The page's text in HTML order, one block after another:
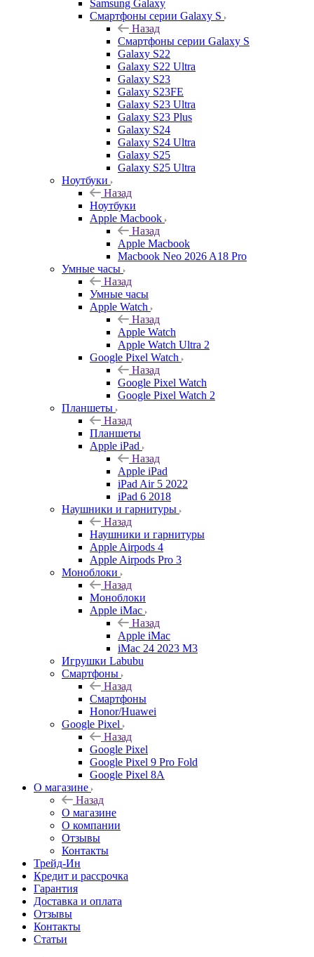
Samsung Galaxy
Смартфоны серии Galaxy S
Назад
Смартфоны серии Galaxy S
Galaxy S22
Galaxy S22 Ultra
Galaxy S23
Galaxy S23FE
Galaxy S23 Ultra
Galaxy S23 Plus
Galaxy S24
Galaxy S24 Ultra
Galaxy S25
Galaxy S25 Ultra
Ноутбуки
Назад
Ноутбуки
Apple Macbook
Назад
Apple Macbook
Macbook Neo 2026 A18 Pro
Умные часы
Назад
Умные часы
Apple Watch
Назад
Apple Watch
Apple Watch Ultra 2
Google Pixel Watch
Назад
Google Pixel Watch
Google Pixel Watch 2
Планшеты
Назад
Планшеты
Apple iPad
Назад
Apple iPad
iPad Air 5 2022
iPad 6 2018
Наушники и гарнитуры
Назад
Наушники и гарнитуры
Apple Airpods 4
Apple Airpods Pro 3
Моноблоки
Назад
Моноблоки
Apple iMac
Назад
Apple iMac
iMac 24 2023 M3
Игрушки Labubu
Смартфоны
Назад
Смартфоны
Honor/Huawei
Google Pixel
Назад
Google Pixel
Google Pixel 9 Pro Fold
Google Pixel 8A
О магазине
Назад
О магазине
О компании
Отзывы
Контакты
Трейд-Ин
Кредит и рассрочка
Гарантия
Доставка и оплата
Отзывы
Контакты
Статьи